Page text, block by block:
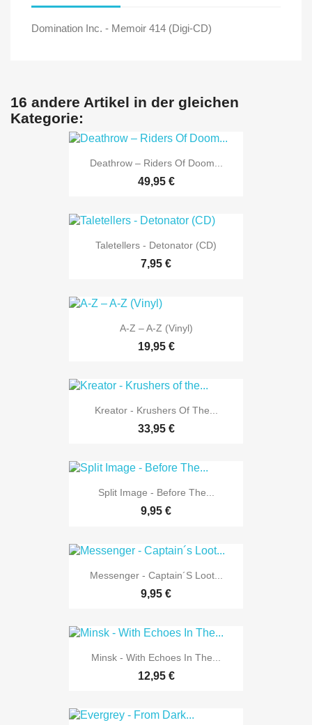
Domination Inc. - Memoir 414 (Digi-CD)
16 andere Artikel in der gleichen
Kategorie:
Deathrow ‎– Riders Of Doom...
49,95 €
Taletellers - Detonator (CD)
7,95 €
A-Z – A-Z (Vinyl)
19,95 €
Kreator - Krushers Of The...
33,95 €
Split Image - Before The...
9,95 €
Messenger - Captain´s Loot...
9,95 €
Minsk - With Echoes In The...
12,95 €